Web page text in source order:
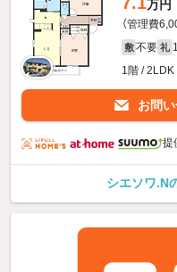
万円
（管理費
敷 不要 礼
1階 / 2LDK
お問
提
シエソワ.N